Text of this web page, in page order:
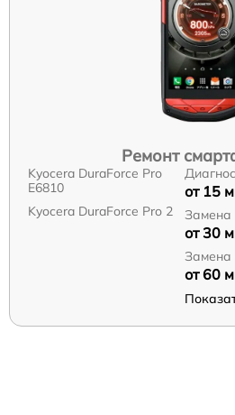
Ремонт
Kyocera DuraForce Pro
E6810
Kyocera DuraForce Pro 2
от 15
Замена
от 30
Замена
от 60